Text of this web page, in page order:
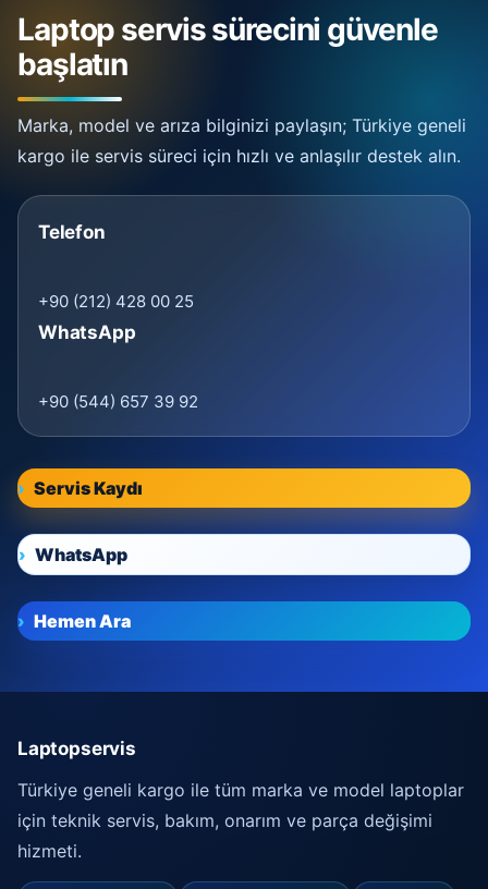
Laptop servis sürecini güvenle
başlatın
Marka, model ve arıza bilginizi paylaşın; Türkiye geneli
kargo ile servis süreci için hızlı ve anlaşılır destek alın.
Telefon
+90 (212) 428 00 25
WhatsApp
+90 (544) 657 39 92
Servis Kaydı
WhatsApp
Hemen Ara
Laptopservis
Türkiye geneli kargo ile tüm marka ve model laptoplar
için teknik servis, bakım, onarım ve parça değişimi
hizmeti.